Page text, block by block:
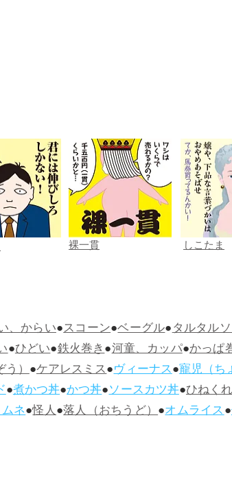
裸一貫 しこたま
、からい●スコーン●ベーグル●タルタル
●ひどい●鉄火巻き●河童、カッパ●かっぱ
う）●ケアレスミス●ヴィーナス●寵児（ち
●煮かつ丼●かつ丼●ソースカツ丼●ひねく
ネ●怪人●落人（おちうど）●オムライス●